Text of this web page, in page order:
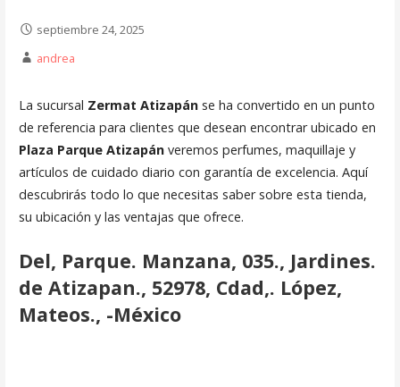
septiembre 24, 2025
andrea
La sucursal Zermat Atizapánse ha convertido en un punto
de referencia para clientes que desean encontrar ubicado en
Plaza Parque Atizapánveremos perfumes, maquillaje y
artículos de cuidado diario con garantía de excelencia. Aquí
descubrirás todo lo que necesitas saber sobre esta tienda,
su ubicación y las ventajas que ofrece.
Del, Parque. Manzana, 035., Jardines.
de Atizapan., 52978, Cdad,. López,
Mateos., -México